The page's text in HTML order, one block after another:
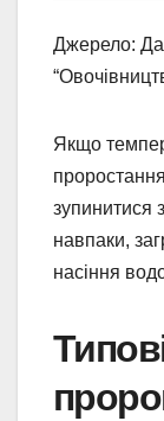
Джерело:
Якщо
зупинитися
навпаки,
насіння